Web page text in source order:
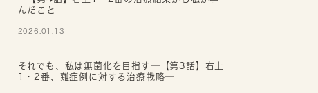
んだこと─
2026.01.13
それでも、私は無菌化を目指す─【第3話】右上
1・2番、難症例に対する治療戦略─